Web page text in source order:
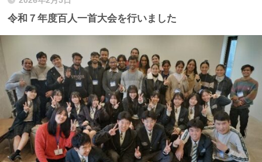
令和７年度百人一首大会を行いました